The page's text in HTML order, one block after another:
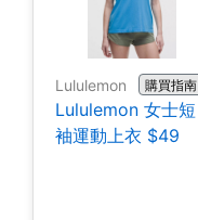
Lululemon 購買指南
Lululemon 女士短
袖運動上衣 $49